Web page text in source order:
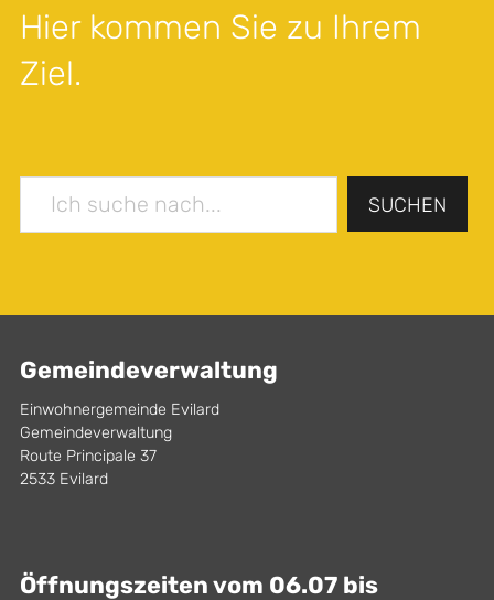
Hier kommen Sie zu Ihrem
Ziel.
SUCHEN
Gemeindeverwaltung
Einwohnergemeinde Evilard
Gemeindeverwaltung
Route Principale 37
2533 Evilard
Öffnungszeiten vom 06.07 bis